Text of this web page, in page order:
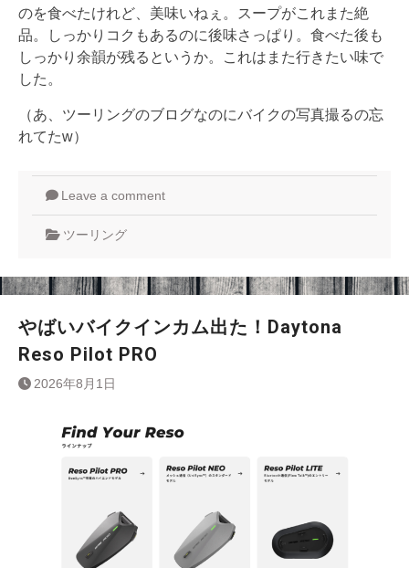
のを食べたけれど、美味いねぇ。スープがこれまた絶
品。しっかりコクもあるのに後味さっぱり。食べた後も
しっかり余韻が残るというか。これはまた行きたい味で
した。
（あ、ツーリングのブログなのにバイクの写真撮るの忘
れてたw）
Leave a comment
ツーリング
やばいバイクインカム出た！Daytona
Reso Pilot PRO
2026年8月1日